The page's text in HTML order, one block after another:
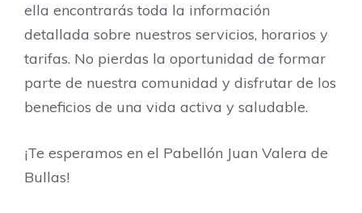
ella encontrarás toda la información
detallada sobre nuestros servicios, horarios y
tarifas. No pierdas la oportunidad de formar
parte de nuestra comunidad y disfrutar de los
beneficios de una vida activa y saludable.
¡Te esperamos en el Pabellón Juan Valera de
Bullas!